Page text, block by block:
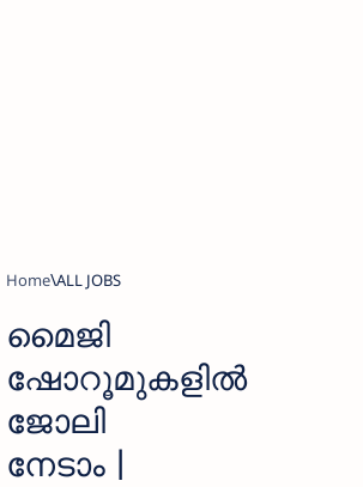
Home ALL JOBS
മൈജി
ഷോറൂമുകളിൽ
ജോലി
നേടാം |